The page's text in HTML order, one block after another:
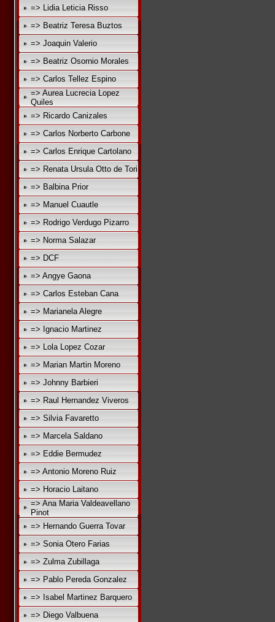
=> Lidia Leticia Risso
=> Beatriz Teresa Buztos
=> Joaquin Valerio
=> Beatriz Osornio Morales
=> Carlos Tellez Espino
=> Aurea Lucrecia Lopez
Quiles
=> Ricardo Canizales
=> Carlos Norberto Carbone
=> Carlos Enrique Cartolano
=> Renata Ursula Otto de Tori
=> Balbina Prior
=> Manuel Cuautle
=> Rodrigo Verdugo Pizarro
=> Norma Salazar
=> DCF
=> Angye Gaona
=> Carlos Esteban Cana
=> Marianela Alegre
=> Ignacio Martinez
=> Lola Lopez Cozar
=> Marian Martin Moreno
=> Johnny Barbieri
=> Raul Hernandez Viveros
=> Silvia Favaretto
=> Marcela Saldano
=> Eddie Bermudez
=> Antonio Moreno Ruiz
=> Horacio Laitano
=> Ana Maria Valdeavellano
Pinot
=> Hernando Guerra Tovar
=> Sonia Otero Farias
=> Zulma Zubillaga
=> Pablo Pereda Gonzalez
=> Isabel Martinez Barquero
=> Diego Valbuena